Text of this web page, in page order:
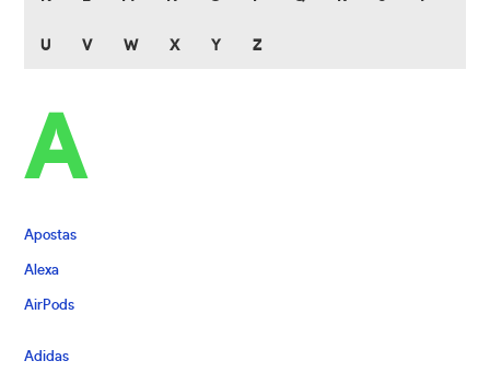
U V W X Y Z
A
Apostas
Alexa
AirPods
Adidas